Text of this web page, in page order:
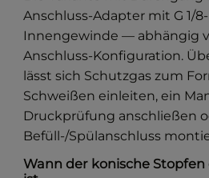
Anschluss-Adapter mit G 1/8-
Innengewinde — abhängig
Anschluss-Konfiguration.
lässt sich Schutzgas zum
Schweißen einleiten, ein
Druckprüfung anschließen
Befüll-/Spülanschluss
Wann der konische